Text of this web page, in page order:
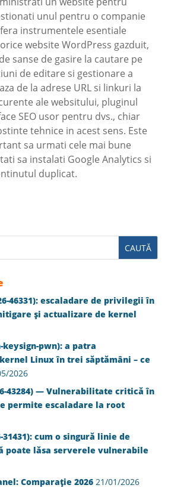
unul pentru o companie
instrumentele esentiale
website WordPress gazduit,
sanse de gasire la cautare pe
de editare si gestionare a
de la adrese URL si linkuri la
ale websitului, pluginul
SEO usor pentru dvs., chiar
tehnice in acest sens. Este
sa urmati cele mai bune
sa instalati Google Analytics si
duplicat.
46331): escaladare de privilegii în
și actualizare de kernel
keysign-pwn): a patra
Linux în trei săptămâni – ce
2026
43284) — Vulnerabilitate critică în
permite escaladare la root
31431): cum o singură linie de
poate lăsa serverele vulnerabile
Comparație 2026 21/01/2026